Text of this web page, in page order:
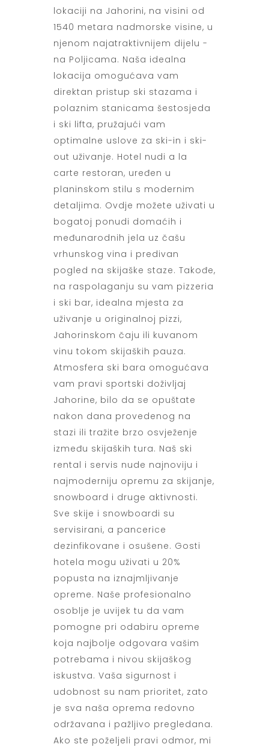
lokaciji na Jahorini, na visini od
1540 metara nadmorske visine, u
njenom najatraktivnijem dijelu -
na Poljicama. Naša idealna
lokacija omogućava vam
direktan pristup ski stazama i
polaznim stanicama šestosjeda
i ski lifta, pružajući vam
optimalne uslove za ski-in i ski-
out uživanje. Hotel nudi a la
carte restoran, uređen u
planinskom stilu s modernim
detaljima. Ovdje možete uživati u
bogatoj ponudi domaćih i
međunarodnih jela uz čašu
vrhunskog vina i predivan
pogled na skijaške staze. Takođe,
na raspolaganju su vam pizzeria
i ski bar, idealna mjesta za
uživanje u originalnoj pizzi,
Jahorinskom čaju ili kuvanom
vinu tokom skijaških pauza.
Atmosfera ski bara omogućava
vam pravi sportski doživljaj
Jahorine, bilo da se opuštate
nakon dana provedenog na
stazi ili tražite brzo osvježenje
između skijaških tura. Naš ski
rental i servis nude najnoviju i
najmoderniju opremu za skijanje,
snowboard i druge aktivnosti.
Sve skije i snowboardi su
servisirani, a pancerice
dezinfikovane i osušene. Gosti
hotela mogu uživati u 20%
popusta na iznajmljivanje
opreme. Naše profesionalno
osoblje je uvijek tu da vam
pomogne pri odabiru opreme
koja najbolje odgovara vašim
potrebama i nivou skijaškog
iskustva. Vaša sigurnost i
udobnost su nam prioritet, zato
je sva naša oprema redovno
održavana i pažljivo pregledana.
Ako ste poželjeli pravi odmor, mi